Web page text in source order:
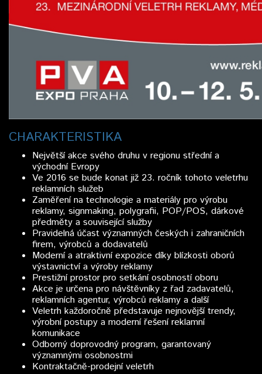
CHARAKTERISTIKA
Největší akce svého druhu v regionu střední a
východní Evropy
Ve 2016 se bude konat již 23. ročník tohoto veletrhu
reklamních služeb
Zaměření na technologie a materiály pro výrobu
reklamy, signmaking, polygrafii, POP/POS, dárkové
předměty a související služby
Pravidelná účast významných českých i zahraničních
firem, výrobců a dodavatelů
Moderní a atraktivní expozice díky blízkosti oborů
výstavnictví a výroby reklamy
Prestižní prostor pro setkání osobností oboru
Akce je určena pro návštěvníky z řad zadavatelů,
reklamních agentur, výrobců reklamy a další
Veletrh každoročně představuje nejnovější trendy,
výrobní postupy a moderní řešení reklamní
komunikace
Odborný doprovodný program, garantovaný
významnými osobnostmi
Kontraktačně-prodejní veletrh